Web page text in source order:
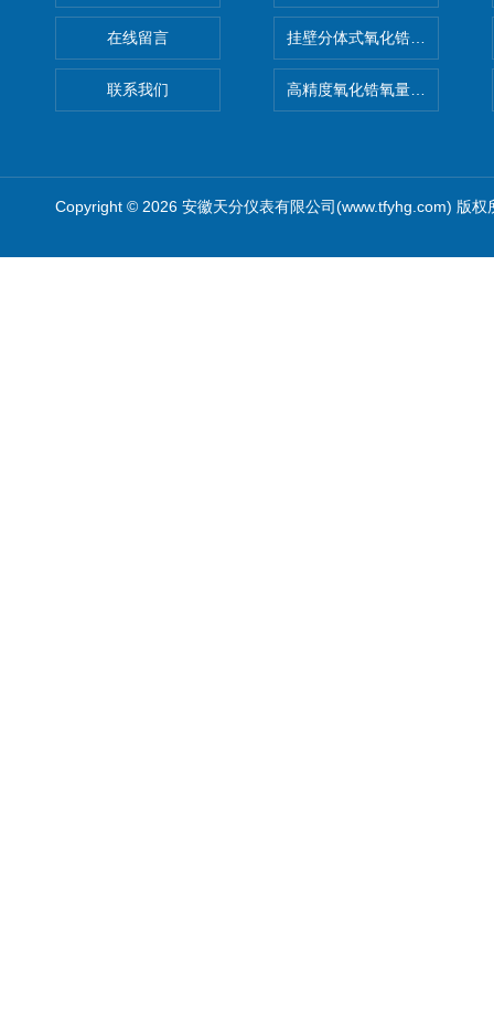
在线留言
联系我们
挂壁分体式氧化锆分析仪
高精度氧化锆氧量分析仪转换
Copyright © 2026 安徽天分仪表有限公司(www.tfyhg.com) 版权